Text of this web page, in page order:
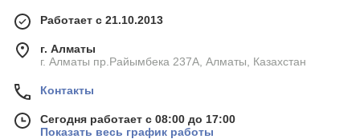
Работает с 21.10.2013
г. Алматы
г. Алматы пр.Райымбека 237А, Алматы, Казахстан
Контакты
Сегодня работает с 08:00 до 17:00
Показать весь график работы